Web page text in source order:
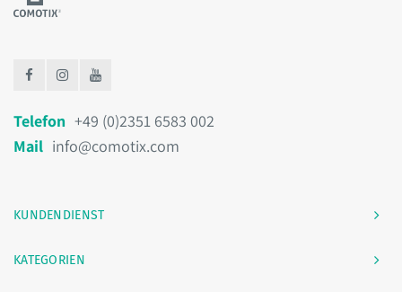
Telefon +49 (0)2351 6583 002
Mail info@comotix.com
KUNDENDIENST
KATEGORIEN